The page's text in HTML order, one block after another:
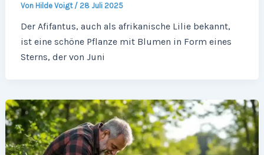
Von Hilde Voigt / 28 Juli 2025
Der Afifantus, auch als afrikanische Lilie bekannt,
ist eine schöne Pflanze mit Blumen in Form eines
Sterns, der von Juni